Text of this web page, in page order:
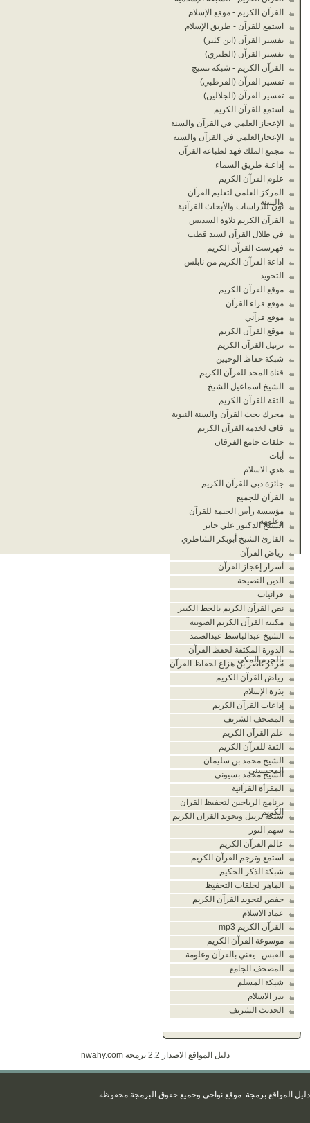
القرآن الكريم - موقع الإسلام
استمع للقرآن - طريق الإسلام
تفسير القرآن (ابن كثير)
تفسير القرآن (الطبري)
القرآن الكريم - شبكة نسيج
تفسير القرآن (القرطبي)
تفسير القرآن (الجلالين)
استمع للقرآن الكريم
الإعجاز العلمي في القرآن والسنة
الإعجازالعلمي في القرآن والسنة
مجمع الملك فهد لطباعة القرآن
إذاعـة طريق السماء
علوم القرآن الكريم
المركز العلمي لتعليم القرآن
والسنة
نون للدراسات والأبحاث القرآنية
القرآن الكريم تلاوة السديس
في ظلال القرآن لسيد قطب
فهرست القرآن الكريم
اذاعة القرآن الكريم من نابلس
التجويد
موقع القرآن الكريم
موقع قراء القرآن
موقع قرآني
موقع القرآن الكريم
ترتيل القرآن الكريم
شبكة حفاظ الوحيين
قناة المجد للقرآن الكريم
الشيخ اسماعيل الشيخ
الثقة للقرآن الكريم
محرك بحث القرآن والسنة النبوية
قاف لخدمة القرآن الكريم
حلقات جامع الفرقان
أيات
هدي الاسلام
جائزة دبي للقرآن الكريم
القرآن للجميع
مؤسسة رأس الخيمة للقرآن
وعلومه
الشيخ الدكتور علي جابر
القارئ الشيخ أبوبكر الشاطري
رياض القرآن
أسرار إعجاز القرآن
الدين النصيحة
قرآنيات
نص القرآن الكريم بالخط الكبير
مكتبة القرآن الكريم الصوتية
الشيخ عبدالباسط عبدالصمد
الدورة المكثفة لحفظ القرآن
بالحرم المكي
مركز ناصر بن هزاع لحفاظ القرآن
رياض القرآن الكريم
بذرة الإسلام
إذاعات القرآن الكريم
المصحف الشريف
علم القرآن الكريم
الثقة للقرآن الكريم
الشيخ محمد بن سليمان
المحيسني
الشيخ محمد بسيونى
المقرأة القرآنية
برنامج الرياحين لتحفيظ القران
الكريم
شبكة ترتيل وتجويد القران الكريم
سهم النور
عالم القرآن الكريم
استمع وترجم القرآن الكريم
شبكة الذكر الحكيم
الماهر لحلقات التحفيظ
حفص لتجويد القرآن الكريم
عماد الاسلام
القرآن الكريم mp3
موسوعة القرآن الكريم
القبس - يعني بالقرآن وعلومة
المصحف الجامع
شبكة المسلم
بدر الاسلام
الحديث الشريف
دليل المواقع الاصدار 2.2 برمجة nwahy.com
المواقع برمجة.موقع نواحيوجميع حقوق البرمجة محفوظه